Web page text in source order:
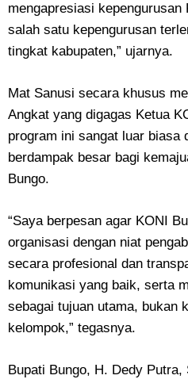
mengapresiasi kepengurusan
salah satu kepengurusan
tingkat kabupaten,” ujarnya.
Mat Sanusi secara khusus
Angkat yang digagas Ketua
program ini sangat luar biasa
berdampak besar bagi
Bungo.
“Saya berpesan agar KONI
organisasi dengan niat
secara profesional dan
komunikasi yang baik, serta
sebagai tujuan utama, bukan
kelompok,” tegasnya.
Bupati Bungo, H. Dedy Putra,